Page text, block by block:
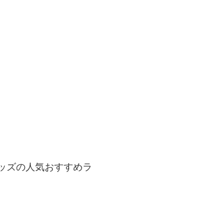
ズの人気おすすめラ